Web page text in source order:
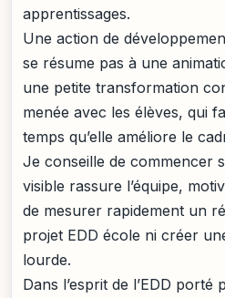
apprentissages.
Une action de
se résume pas à une
une petite transformation
menée avec les élèves, qui
temps qu’elle améliore le
Je conseille de commencer
visible rassure l’équipe,
de mesurer rapidement un
projet EDD école ni créer
lourde.
Dans l’esprit de l’EDD porté